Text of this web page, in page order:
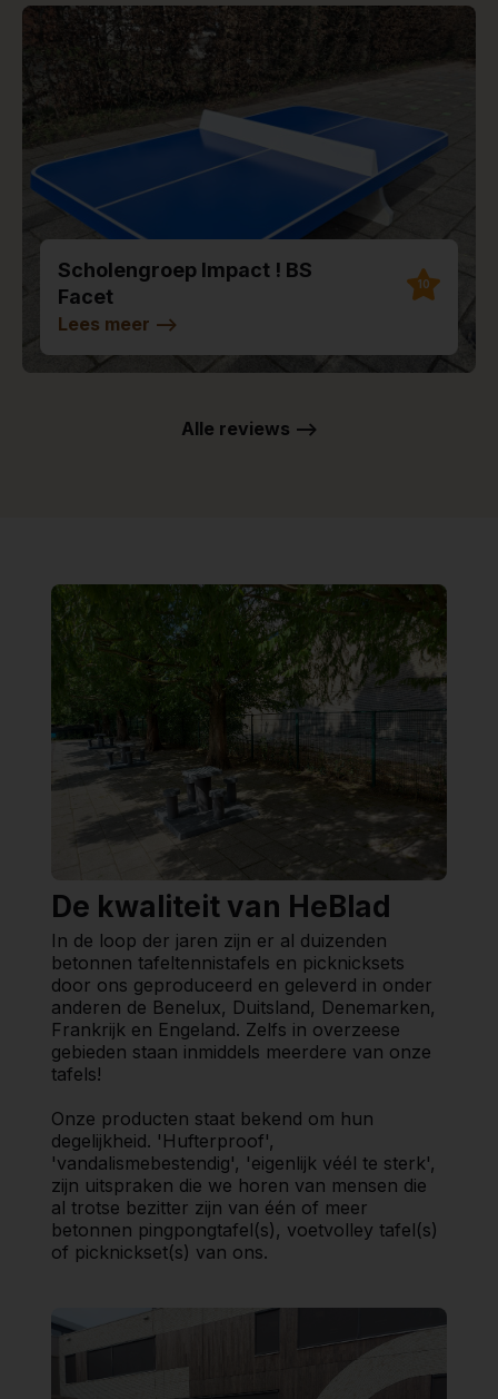
Scholengroep Impact ! BS
Facet
10
Lees meer -->
Alle reviews -->
De kwaliteit van HeBlad
In de loop der jaren zijn er al duizenden
betonnen tafeltennistafels en picknicksets
door ons geproduceerd en geleverd in onder
anderen de Benelux, Duitsland, Denemarken,
Frankrijk en Engeland. Zelfs in overzeese
gebieden staan inmiddels meerdere van onze
tafels!
Onze producten staat bekend om hun
degelijkheid. 'Hufterproof',
'vandalismebestendig', 'eigenlijk véél te sterk',
zijn uitspraken die we horen van mensen die
al trotse bezitter zijn van één of meer
betonnen pingpongtafel(s), voetvolley tafel(s)
of picknickset(s) van ons.